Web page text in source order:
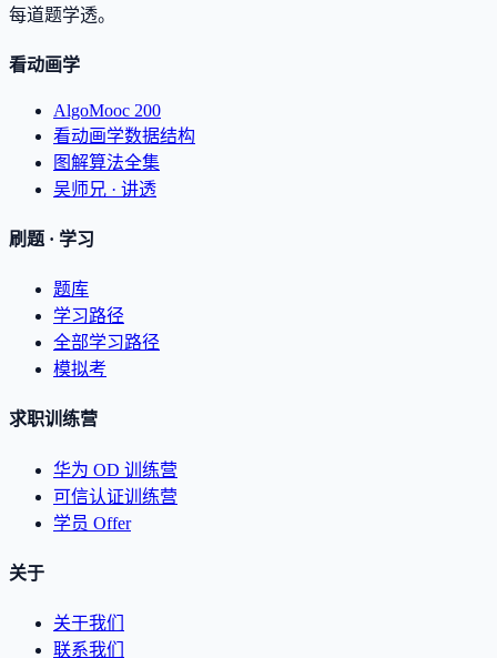
每道题学透。
看动画学
AlgoMooc 200
看动画学数据结构
图解算法全集
吴师兄 · 讲透
刷题 · 学习
题库
学习路径
全部学习路径
模拟考
求职训练营
华为 OD 训练营
可信认证训练营
学员 Offer
关于
关于我们
联系我们